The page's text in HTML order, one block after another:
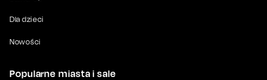
Dla dzieci
Nowości
Popularne miasta i sale